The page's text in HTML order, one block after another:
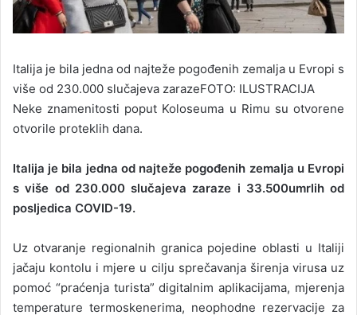
Italija je bila jedna od najteže pogođenih zemalja u Evropi s
više od 230.000 slučajeva zarazeFOTO: ILUSTRACIJA
Neke znamenitosti poput Koloseuma u Rimu su otvorene
otvorile proteklih dana.
Italija je bila jedna od najteže pogođenih zemalja u Evropi
s više od 230.000 slučajeva zaraze i 33.500umrlih od
posljedica COVID-19.
Uz otvaranje regionalnih granica pojedine oblasti u Italiji
jačaju kontolu i mjere u cilju sprečavanja širenja virusa uz
pomoć “praćenja turista” digitalnim aplikacijama, mjerenja
temperature termoskenerima, neophodne rezervacije za